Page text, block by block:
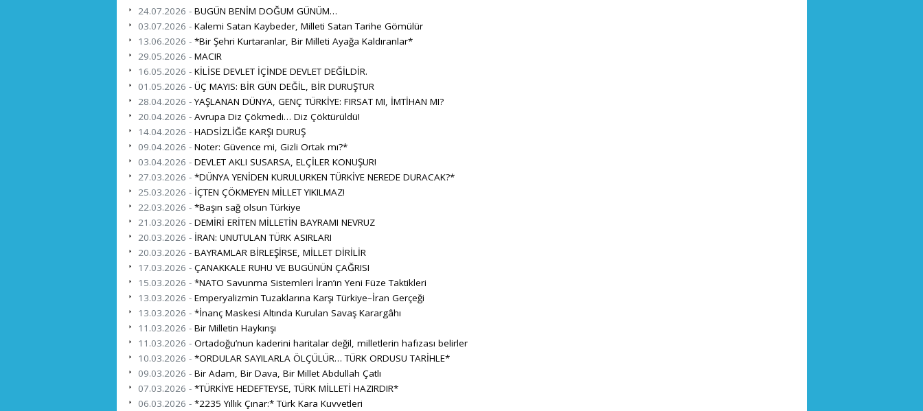
24.07.2026 - BUGÜN BENİM DOĞUM GÜNÜM…
03.07.2026 - Kalemi Satan Kaybeder, Milleti Satan Tarihe Gömülür
13.06.2026 - *Bir Şehri Kurtaranlar, Bir Milleti Ayağa Kaldıranlar*
29.05.2026 - MACIR
16.05.2026 - KİLİSE DEVLET İÇİNDE DEVLET DEĞİLDİR.
01.05.2026 - ÜÇ MAYIS: BİR GÜN DEĞİL, BİR DURUŞTUR
28.04.2026 -YAŞLANAN DÜNYA, GENÇ TÜRKİYE: FIRSAT MI, İMTİHAN MI?
20.04.2026 - Avrupa Diz Çökmedi… Diz Çöktürüldü!
14.04.2026 - HADSİZLİĞE KARŞI DURUŞ
09.04.2026 - Noter: Güvence mi, Gizli Ortak mı?*
03.04.2026 - DEVLET AKLI SUSARSA, ELÇİLER KONUŞUR!
27.03.2026 - *DÜNYA YENİDEN KURULURKEN TÜRKİYE NEREDE DURACAK?*
25.03.2026 - İÇTEN ÇÖKMEYEN MİLLET YIKILMAZ!
22.03.2026 - *Başın sağ olsun Türkiye
21.03.2026 - DEMİRİ ERİTEN MİLLETİN BAYRAMI NEVRUZ
20.03.2026 - İRAN: UNUTULAN TÜRK ASIRLARI
20.03.2026 - BAYRAMLAR BİRLEŞİRSE, MİLLET DİRİLİR
17.03.2026 - ÇANAKKALE RUHU VE BUGÜNÜN ÇAĞRISI
15.03.2026 - *NATO Savunma Sistemleri İran’ın Yeni Füze Taktikleri
13.03.2026 - Emperyalizmin Tuzaklarına Karşı Türkiye–İran Gerçeği
13.03.2026 - *İnanç Maskesi Altında Kurulan Savaş Karargâhı
11.03.2026 - Bir Milletin Haykırışı
11.03.2026 - Ortadoğu’nun kaderini haritalar değil, milletlerin hafızası belirler
10.03.2026 - *ORDULAR SAYILARLA ÖLÇÜLÜR… TÜRK ORDUSU TARİHLE*
09.03.2026 - Bir Adam, Bir Dava, Bir Millet Abdullah Çatlı
07.03.2026 - *TÜRKİYE HEDEFTEYSE, TÜRK MİLLETİ HAZIRDIR*
06.03.2026 - *2235 Yıllık Çınar:* Türk Kara Kuvvetleri